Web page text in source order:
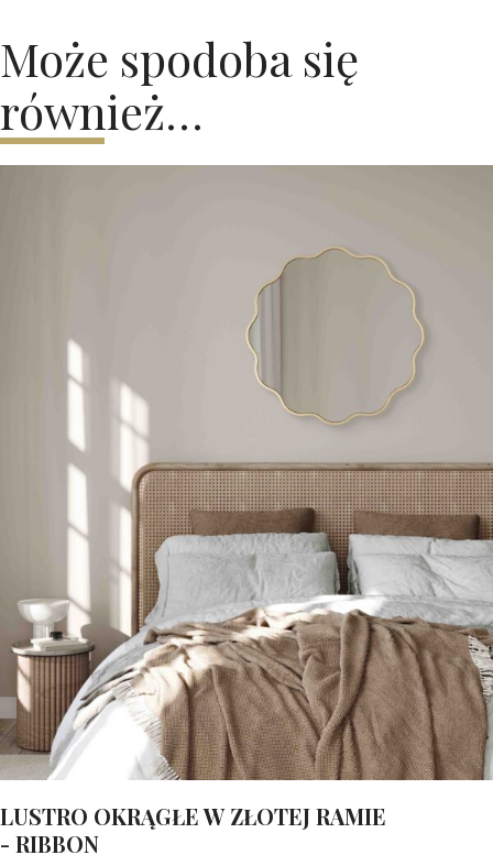
Może spodoba się
również…
LUSTRO OKRĄGŁE W ZŁOTEJ RAMIE
- RIBBON